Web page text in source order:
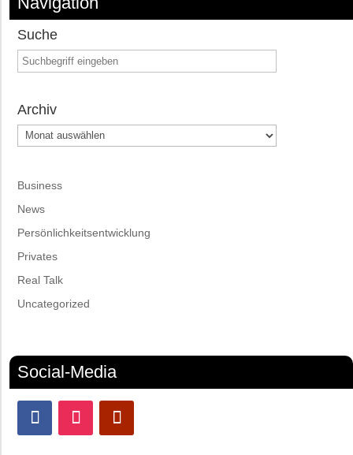
Suche
Archiv
Archiv
Business
News
Persönlichkeitsentwicklung
Privates
Real Talk
Uncategorized
Social-Media